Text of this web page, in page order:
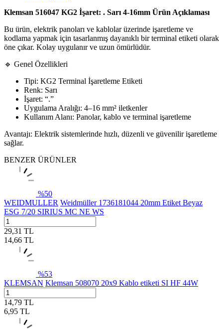
Klemsan 516047 KG2 İşaret: . Sarı 4-16mm Ürün Açıklaması
Bu ürün, elektrik panoları ve kablolar üzerinde işaretleme ve
kodlama yapmak için tasarlanmış dayanıklı bir terminal etiketi olarak
öne çıkar. Kolay uygulanır ve uzun ömürlüdür.
🔹 Genel Özellikleri
Tipi: KG2 Terminal İşaretleme Etiketi
Renk: Sarı
İşaret: “.”
Uygulama Aralığı: 4–16 mm² iletkenler
Kullanım Alanı: Panolar, kablo ve terminal işaretleme
Avantajı: Elektrik sistemlerinde hızlı, düzenli ve güvenilir işaretleme
sağlar.
BENZER ÜRÜNLER
%50
WEIDMULLER Weidmüller 1736181044 20mm Etiket Beyaz
ESG 7/20 SIRIUS MC NE WS
29,31 TL
14,66 TL
%53
KLEMSAN Klemsan 508070 20x9 Kablo etiketi SI HF 44W
14,79 TL
6,95 TL